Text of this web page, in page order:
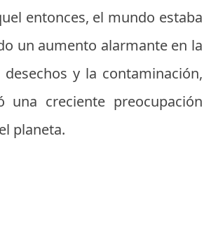
entonces, el mundo estaba
un aumento alarmante en la
y la contaminación,
una creciente preocupación
planeta.